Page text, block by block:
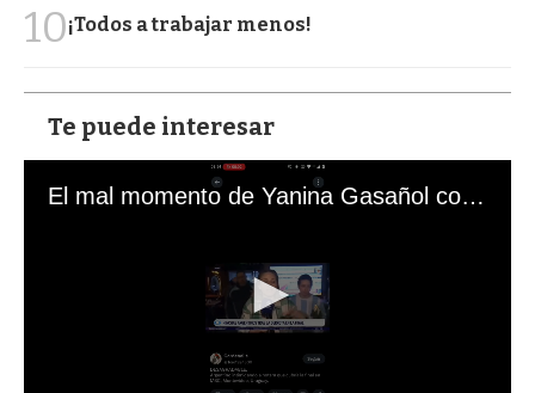
10¡Todos a trabajar menos!
Te puede interesar
El mal momento de Yanina Gasañol con un hincha argentino en "Subrayado"